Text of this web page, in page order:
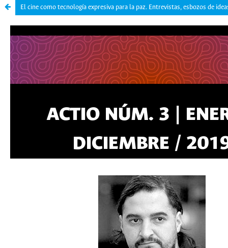
El cine como tecnología expresiva para la paz. Entrevistas, esbozos de